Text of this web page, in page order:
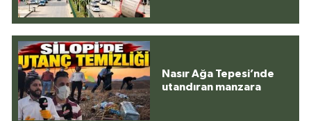
Nasır Ağa Tepesi’nde
utandıran manzara